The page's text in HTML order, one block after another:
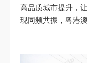
高品质城市提升，
现同频共振，粤港